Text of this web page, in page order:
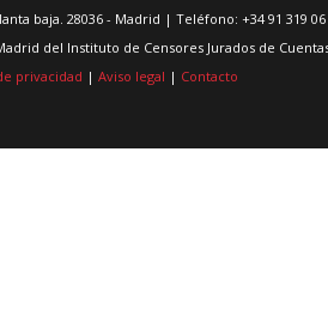
baja. 28036 - Madrid | Teléfono: +34 91 319 06
del Instituto de Censores Jurados de
privacidad | Aviso legal | Contacto